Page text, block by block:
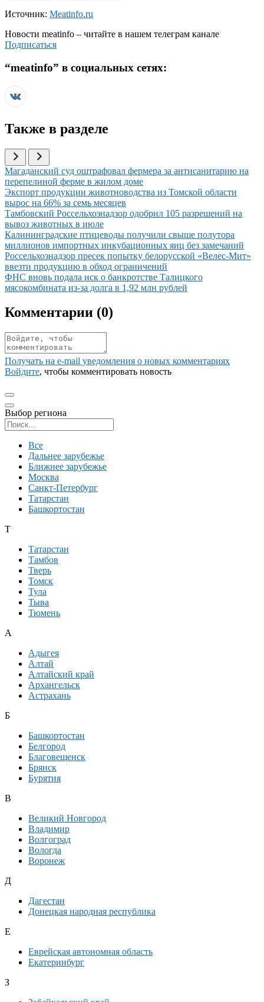
Источник: Meatinfo.ru
Новости meatinfo – читайте в нашем телеграм канале
Подписаться
“meatinfo” в социальных сетях:
Также в разделе
Иллюстрация новости
Магаданский суд оштрафовал фермера за антисанитарию на
перепелиной ферме в жилом доме
Иллюстрация новости
Экспорт продукции животноводства из Томской области
вырос на 66% за семь месяцев
Иллюстрация новости
Тамбовский Россельхознадзор одобрил 105 разрешений на
вывоз животных в июле
Иллюстрация новости
Калининградские птицеводы получили свыше полутора
миллионов импортных инкубационных яиц без замечаний
Иллюстрация новости
Россельхознадзор пресек попытку белорусской «Велес-Мит»
ввезти продукцию в обход ограничений
Иллюстрация новости
ФНС вновь подала иск о банкротстве Талицкого
мясокомбината из-за долга в 1,92 млн рублей
Комментарии (0)
Получать на e‑mail уведомления о новых комментариях
Войдите, чтобы комментировать новость
Выбор региона
Все
Дальнее зарубежье
Ближнее зарубежье
Москва
Санкт-Петербург
Татарстан
Башкортостан
Т
Татарстан
Тамбов
Тверь
Томск
Тула
Тыва
Тюмень
А
Адыгея
Алтай
Алтайский край
Архангельск
Астрахань
Б
Башкортостан
Белгород
Благовещенск
Брянск
Бурятия
В
Великий Новгород
Владимир
Волгоград
Вологда
Воронеж
Д
Дагестан
Донецкая народная республика
Е
Еврейская автономная область
Екатеринбург
З